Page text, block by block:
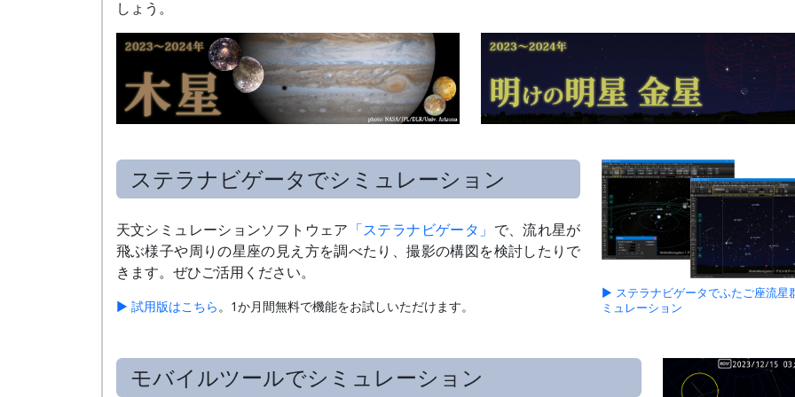
しょう。
ステラナビゲータでシミュレーション
天文シミュレーションソフトウェア 「ステラナビゲータ」 で、流れ星が
飛ぶ様子や周りの星座の見え方を調べたり、撮影の構図を検討したりで
きます。ぜひご活用ください。
▶ 試用版はこちら 。1か月間無料で機能をお試しいただけます。
▶ ステラナビゲータでふたご座流星
ミュレーション
モバイルツールでシミュレーション